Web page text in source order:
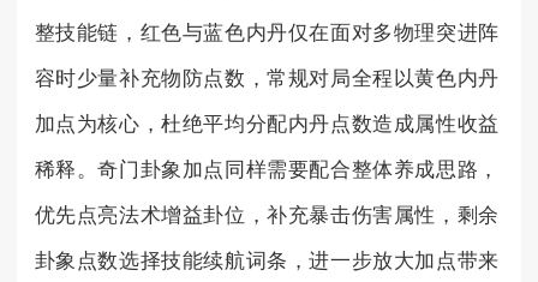
整技能链，红色与蓝色内丹仅在面对多物理突进阵
容时少量补充物防点数，常规对局全程以黄色内丹
加点为核心，杜绝平均分配内丹点数造成属性收益
稀释。奇门卦象加点同样需要配合整体养成思路，
优先点亮法术增益卦位，补充暴击伤害属性，剩余
卦象点数选择技能续航词条，进一步放大加点带来